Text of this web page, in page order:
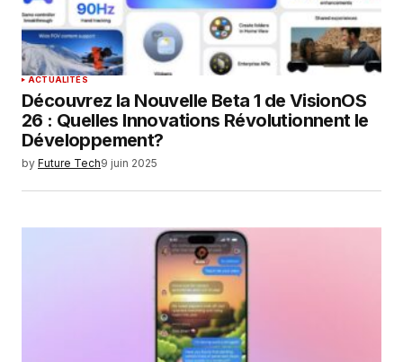
SUBMIT COMMENT
ACTUALITÉS
Découvrez la Nouvelle Beta 1 de VisionOS
26 : Quelles Innovations Révolutionnent le
Développement?
by Future Tech9 juin 2025